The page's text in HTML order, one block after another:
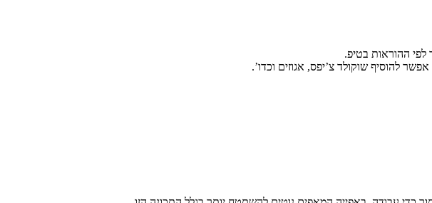
לפי ההוראות בטיפ.
להוסיף שוקולד צ’יפס, אגוזים וכדו’.